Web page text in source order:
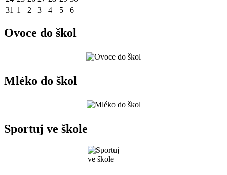
31 1 2 3 4 5 6
Ovoce do škol
Mléko do škol
Sportuj ve škole